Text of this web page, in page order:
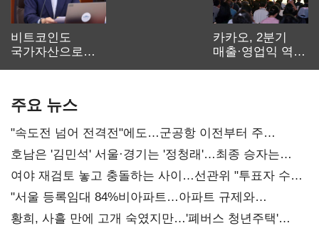
비트코인도
국가자산으로…'
카카오, 2분기
매출·영업익 역대
주요 뉴스
"속도전 넘어 전격전"에도…군공항 이전부터 주
52시간까지 '뇌관'
호남은 '김민석' 서울·경기는 '정청래'…최종 승자는
'안갯속'
여야 재검토 놓고 충돌하는 사이…선관위 "투표자 수
오차 당연"
"서울 등록임대 84%비아파트…아파트 규제와
달리해야"
황희, 사흘 만에 고개 숙였지만…'폐버스 청년주택'